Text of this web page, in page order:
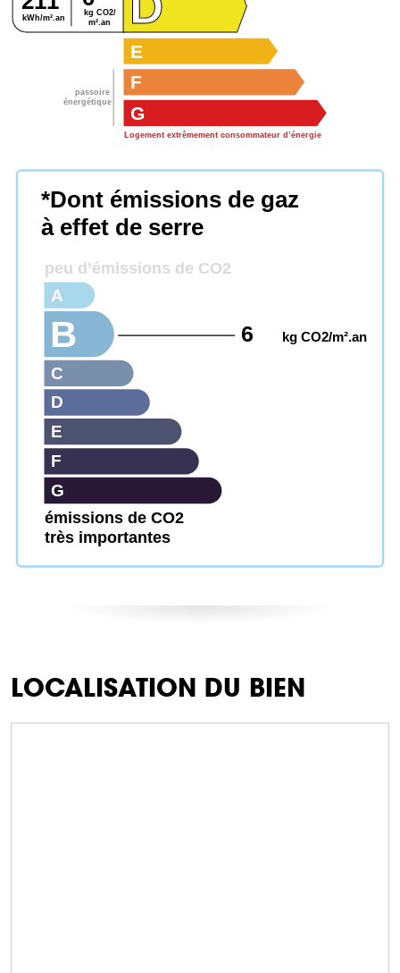
passoire
énergétique
kg CO2/
m².an
kWh/m².an
G
Logement extrêmement consommateur d’énergie
F
E
émissions de CO2
très importantes
*Dont émissions de gaz
à effet de serre
peu d’émissions de CO2
G
F
E
D
C
B 6 kg CO2/m².an
A
LOCALISATION DU BIEN